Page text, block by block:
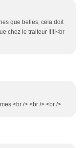
que belles, cela doit
chez le traiteur !!!!!<br
/> <br /> <br />